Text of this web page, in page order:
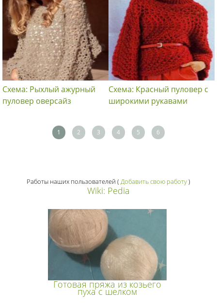
Схема: Рыхлый ажурный
пуловер оверсайз
Схема: Красный пуловер с
широкими рукавами
1 2 3 4 5 6
Работы наших пользователей ( Добавить свою работу)
Wiki: Pedia
Готовая пряжа из козьего
пуха с шелком